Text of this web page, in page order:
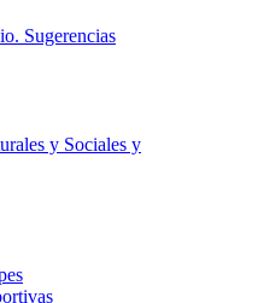
Sugerencias
y Sociales y